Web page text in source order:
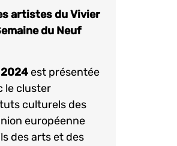
artistes du Vivier
du Neuf
2024est présentée
le cluster
culturels des
européenne
des arts et des